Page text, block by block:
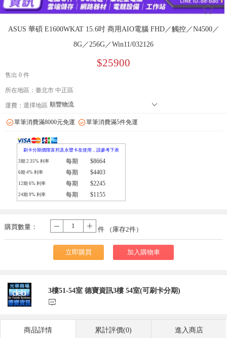
󰄔
ASUS 華碩 E1600WKAT 15.6吋 商用AIO電腦 FHD／觸控／N4500／
8G／256G／Win11/032126
$25900
售出 0 件
所在地區：臺北市 中正區
運費： 選擇地區 順豐物流 󰄘
郵局
單筆消費滿8000元免運 單筆消費滿5件免運
刷卡分期價限富邦及永豐卡友使用，請參考下表
3期 2.35% 利率 每期 $8664
6期 4% 利率 每期 $4403
12期 6% 利率 每期 $2245
24期 9% 利率 每期 $1155
購買數量：
- 件 （庫存2件）
立即購買 加入購物車
3樓51-54室 德寶資訊3樓 54室(可刷卡分期)
󰃨
商品詳情 累計評價(0) 進入商店